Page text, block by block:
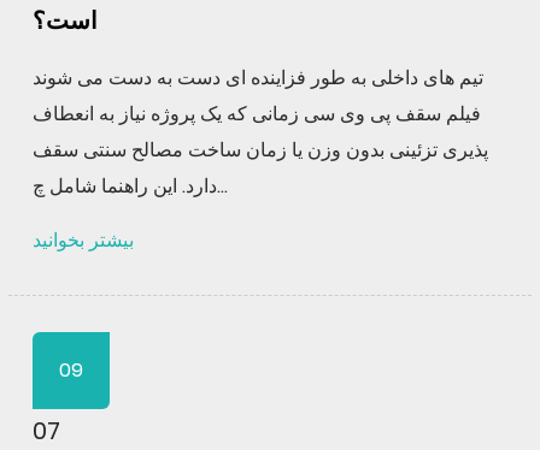
است؟
تیم های داخلی به طور فزاینده ای دست به دست می شوند
فیلم سقف پی وی سی زمانی که یک پروژه نیاز به انعطاف
پذیری تزئینی بدون وزن یا زمان ساخت مصالح سنتی سقف
دارد. این راهنما شامل چ...
بیشتر بخوانید
09
07